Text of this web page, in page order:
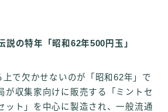
説の特年「昭和62年500円玉」
で欠かせないのが「昭和62年」で
が収集家向けに販売する「ミントセ
ット」を中心に製造され、一般流通